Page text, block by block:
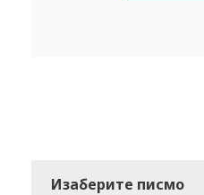
Изаберите писмо